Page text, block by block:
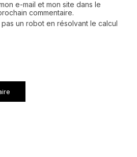
e-mail et mon site dans le
commentaire.
un robot en résolvant le calcul